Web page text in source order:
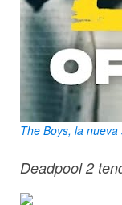
The Boys, la
Deadpool 2